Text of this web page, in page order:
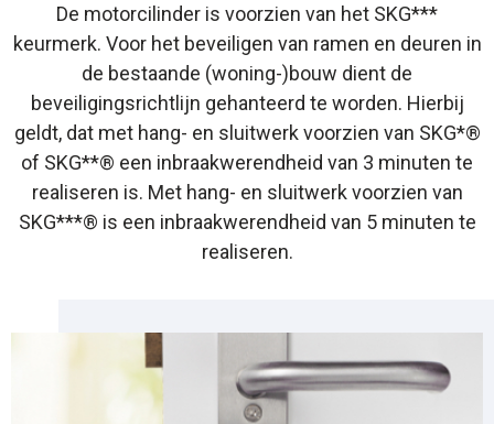
De motorcilinder is voorzien van het SKG***
keurmerk. Voor het beveiligen van ramen en deuren in
de bestaande (woning-)bouw dient de
beveiligingsrichtlijn gehanteerd te worden. Hierbij
geldt, dat met hang- en sluitwerk voorzien van SKG*®
of SKG**® een inbraakwerendheid van 3 minuten te
realiseren is. Met hang- en sluitwerk voorzien van
SKG***® is een inbraakwerendheid van 5 minuten te
realiseren.